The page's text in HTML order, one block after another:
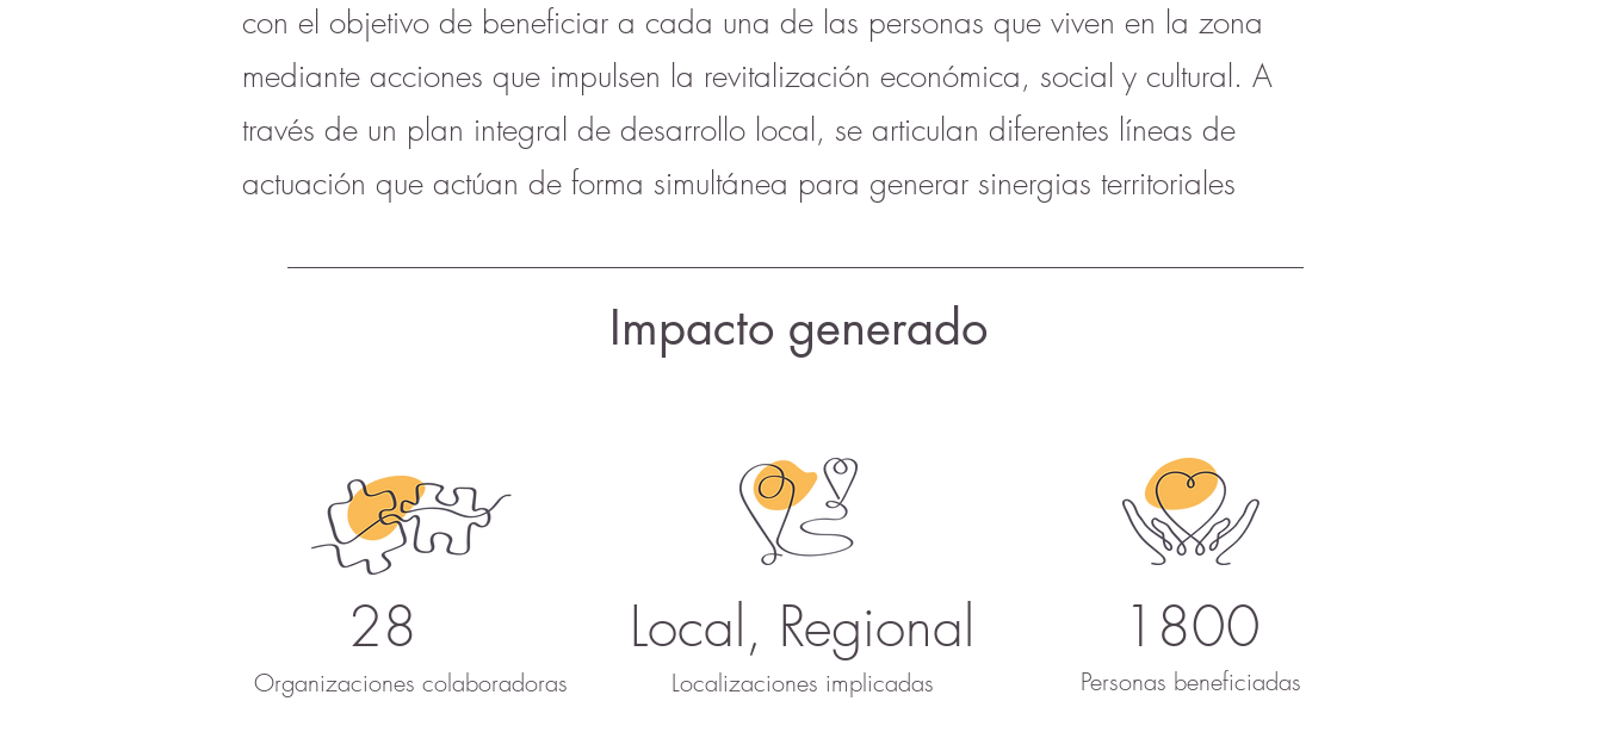
con el objetivo de beneficiar a cada una de las personas que viven en la zona
mediante acciones que impulsen la revitalización económica, social y cultural. A
través de un plan integral de desarrollo local, se articulan diferentes líneas de
actuación que actúan de forma simultánea para generar sinergias territoriales
Impacto generado
28
Organizaciones colaboradoras
Local, Regional
Localizaciones implicadas
1800
Personas beneficiadas